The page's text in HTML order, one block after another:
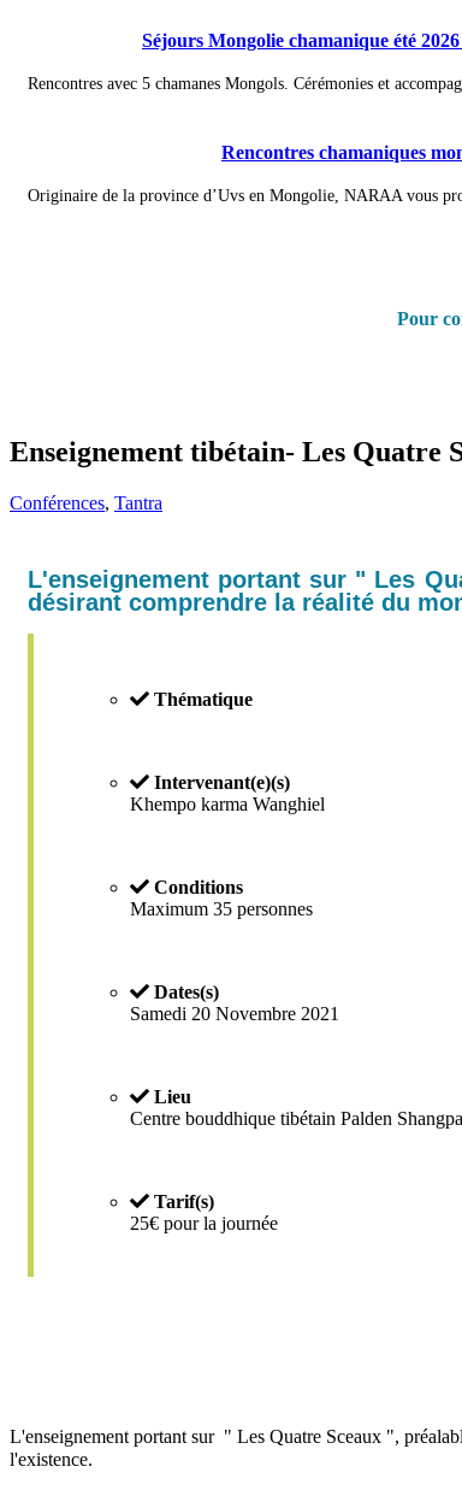
Séjours Mongolie chamanique été
Rencontres avec 5 chamanes Mongols. Cérémonies et
Rencontres chamaniques
Originaire de la province d’Uvs en Mongolie, NARAA vous
Pour
Enseignement tibétain- Les Quatre
Conférences, Tantra
L'enseignement portant sur " Les
désirant comprendre la réalité du
Thématique
Intervenant(e)(s)
Khempo karma Wanghiel
Conditions
Maximum 35 personnes
Dates(s)
Samedi 20 Novembre 2021
Lieu
Centre bouddhique tibétain Palden
Tarif(s)
25€ pour la journée
L'enseignement portant sur " Les Quatre Sceaux ",
l'existence.